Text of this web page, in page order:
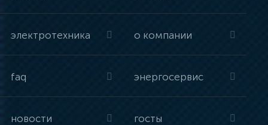
электротехника о компании
faq энергосервис
новости госты